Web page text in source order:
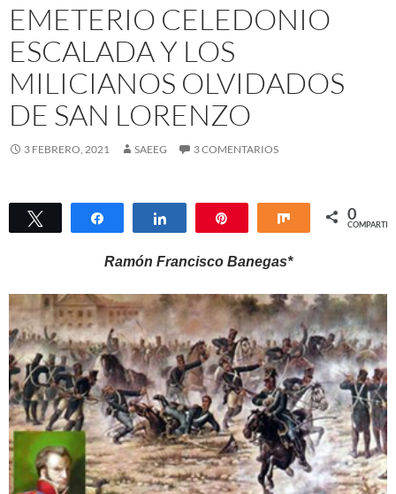
EMETERIO CELEDONIO
ESCALADA Y LOS
MILICIANOS OLVIDADOS
DE SAN LORENZO
3 FEBRERO, 2021 SAEEG 3 COMENTARIOS
Twittear Compartir Compartir Compartir
0
COMPARTIR
Ramón Francisco Banegas*